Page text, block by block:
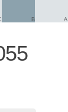
A
B